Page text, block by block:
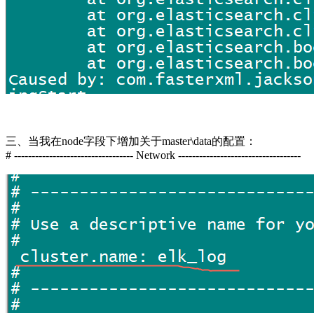
三、当我在node字段下增加关于master\data的配置：
# ---------------------------------- Network -----------------------------------